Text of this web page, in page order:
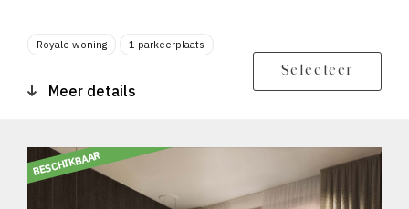
Royale woning 1 parkeerplaats
Meer details
Selecteer
BESCHIKBAAR